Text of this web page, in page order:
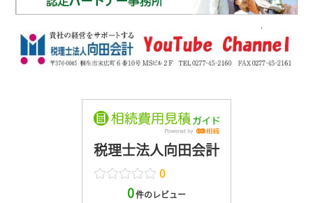
税理士法人向田会計
0
0件のレビュー